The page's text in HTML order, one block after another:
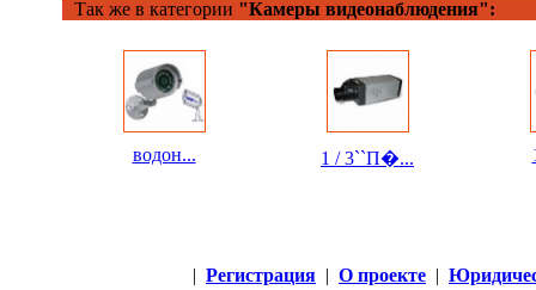
Так же в категории "Камеры видеонаблюдения":
водон... 1 / 3``П�...
| Регистрация | О проекте |